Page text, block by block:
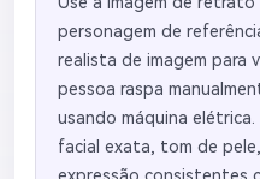
personagem de
realista de imagem para
pessoa raspa
usando máquina
facial exata, tom de
expressão consistentes